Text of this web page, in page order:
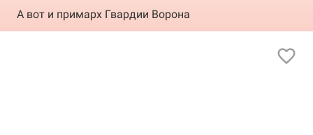
А вот и примарх Гвардии Ворона